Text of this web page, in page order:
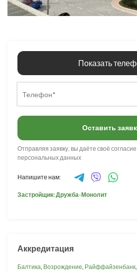
Показать
Оставить
Отправляя заявку, вы даёте своё согласие
персональных данных
Напишите нам:
Застройщик: Дружба-Монолит
Аккредитация
Балтика, Возрождение, Райффайзенбанк,